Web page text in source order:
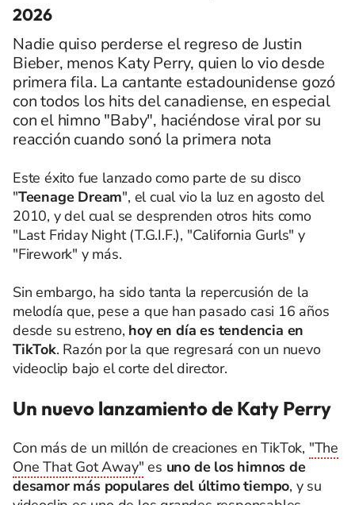
2026
Nadie quiso perderse el regreso de Justin
Bieber, menos Katy Perry, quien lo vio desde
primera fila. La cantante estadounidense gozó
con todos los hits del canadiense, en especial
con el himno "Baby", haciéndose viral por su
reacción cuando sonó la primera nota
Este éxito fue lanzado como parte de su disco
"Teenage Dream", el cual vio la luz en agosto del
2010, y del cual se desprenden otros hits como
"Last Friday Night (T.G.I.F.), "California Gurls" y
"Firework" y más.
Sin embargo, ha sido tanta la repercusión de la
melodía que, pese a que han pasado casi 16 años
desde su estreno, hoy en día es tendencia en
TikTok. Razón por la que regresará con un nuevo
videoclip bajo el corte del director.
Un nuevo lanzamiento de Katy Perry
Con más de un millón de creaciones en TikTok, "The
One That Got Away" es uno de los himnos de
desamor más populares del último tiempo, y su